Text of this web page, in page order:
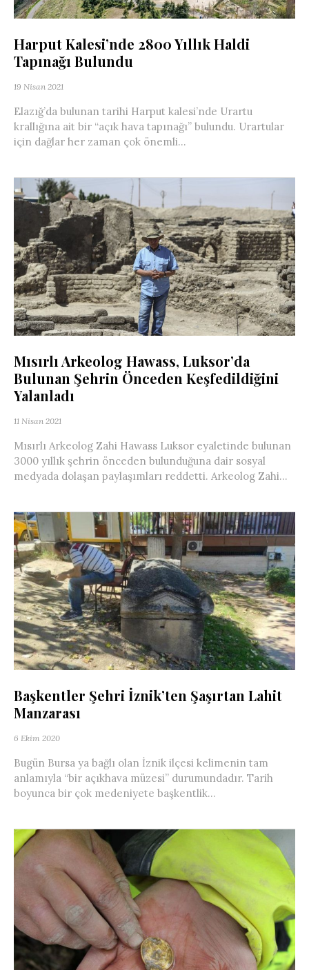
Harput Kalesi’nde 2800 Yıllık Haldi
Tapınağı Bulundu
19 Nisan 2021
Elazığ’da bulunan tarihi Harput kalesi’nde Urartu
krallığına ait bir “açık hava tapınağı” bulundu. Urartular
için dağlar her zaman çok önemli...
Mısırlı Arkeolog Hawass, Luksor’da
Bulunan Şehrin Önceden Keşfedildiğini
Yalanladı
11 Nisan 2021
Mısırlı Arkeolog Zahi Hawass Luksor eyaletinde bulunan
3000 yıllık şehrin önceden bulunduğuna dair sosyal
medyada dolaşan paylaşımları reddetti. Arkeolog Zahi...
Başkentler Şehri İznik’ten Şaşırtan Lahit
Manzarası
6 Ekim 2020
Bugün Bursa ya bağlı olan İznik ilçesi kelimenin tam
anlamıyla “bir açıkhava müzesi” durumundadır. Tarih
boyunca bir çok medeniyete başkentlik...